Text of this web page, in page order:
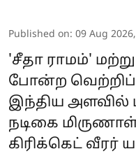
Published on: 09 Aug
'சீதா ராமம்'
போன்ற
இந்திய அளவில்
நடிகை
கிரிக்கெட் வீரர்